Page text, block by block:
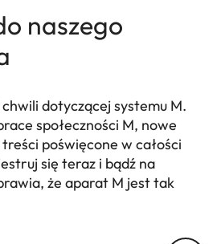
naszego
dotyczącej systemu M.
społeczności M, nowe
poświęcone w całości
się teraz i bądź na
że aparat M jest tak